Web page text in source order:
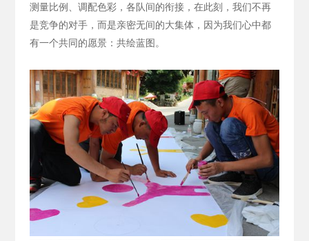
测量比例、调配色彩，各队间的衔接，在此刻，我们不再
是竞争的对手，而是亲密无间的大集体，因为我们心中都
有一个共同的愿景：共绘蓝图。